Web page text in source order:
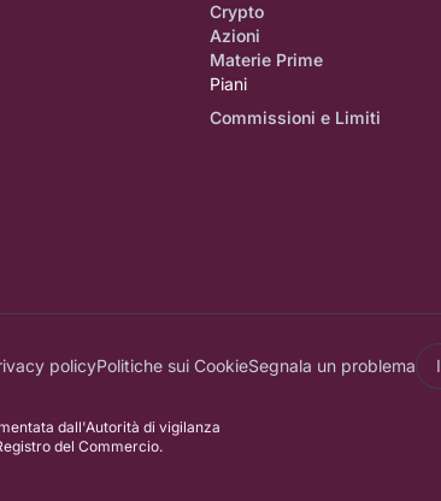
Crypto
Azioni
Materie Prime
Piani
Commissioni e Limiti
policyPolitiche sui CookieSegnala un problema
dall'Autorità di vigilanza
del Commercio.